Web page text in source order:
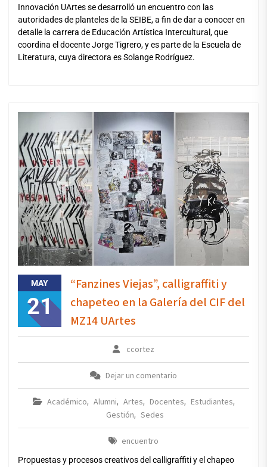
Innovación UArtes se desarrolló un encuentro con las
autoridades de planteles de la SEIBE, a fin de dar a conocer en
detalle la carrera de Educación Artística Intercultural, que
coordina el docente Jorge Tigrero, y es parte de la Escuela de
Literatura, cuya directora es Solange Rodríguez.
MAY
21
“Fanzines Viejas”, calligraffiti y
chapeteo en la Galería del CIF del
MZ14 UArtes
ccortez
Dejar un comentario
Académico, Alumni, Artes, Docentes, Estudiantes,
Gestión, Sedes
encuentro
Propuestas y procesos creativos del calligraffiti y el chapeo